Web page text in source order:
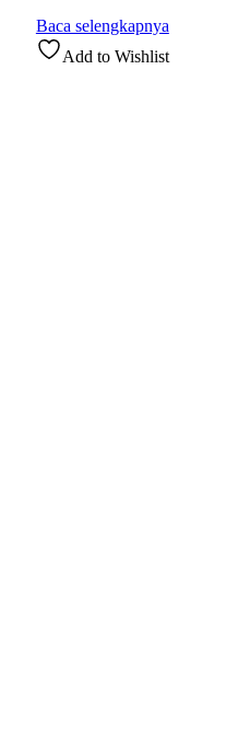
Baca selengkapnya
Add to Wishlist